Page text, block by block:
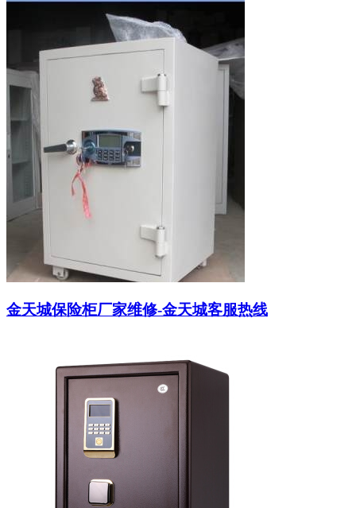
金天城保险柜厂家维修-金天城客服热线